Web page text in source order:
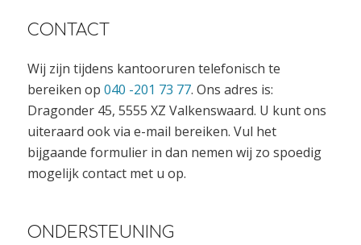
CONTACT
Wij zijn tijdens kantooruren telefonisch te
bereiken op 040 -201 73 77. Ons adres is:
Dragonder 45, 5555 XZ Valkenswaard. U kunt ons
uiteraard ook via e-mail bereiken. Vul het
bijgaande formulier in dan nemen wij zo spoedig
mogelijk contact met u op.
ONDERSTEUNING